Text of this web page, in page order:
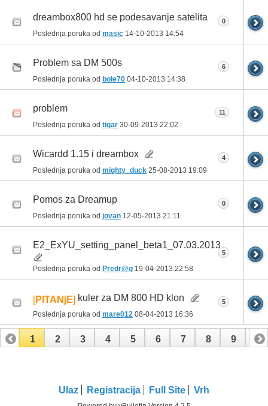
dreambox800 hd se podesavanje satelita
Poslednja poruka od masic 14-10-2013 14:54
0
Problem sa DM 500s
Poslednja poruka od bole70 04-10-2013 14:38
6
problem
Poslednja poruka od tigar 30-09-2013 22:02
11
Wicardd 1.15 i dreambox
Poslednja poruka od mighty_duck 25-08-2013 19:09
4
Pomos za Dreamup
Poslednja poruka od jovan 12-05-2013 21:11
0
E2_ExYU_setting_panel_beta1_07.03.2013.
Poslednja poruka od Predr@g 19-04-2013 22:58
5
[PITANjE] kuler za DM 800 HD klon
Poslednja poruka od mare012 08-04-2013 16:36
5
1 2 3 4 5 6 7 8 9 10
Ulaz Registracija Full Site Vrh